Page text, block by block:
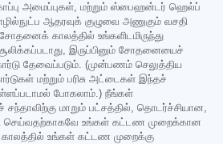
அமைப்புகள், மற்றும் ஸ்பைஹன்டர் ஹெல்ப்
ஆதரவுக் குழுவை அணுகும் வசதி
காலத்தில் உங்களிடமிருந்து
இருப்பினும் சோதனையைச்
தேவைப்படும். (முன்பணம் செலுத்திய
மற்றும் பரிசு அட்டைகள் இந்தச்
போகலாம்.) நீங்கள்
மாறும் பட்சத்தில், தொடர்ச்சியான,
செய்வதற்காகவே உங்கள் கட்டண முறைக்கான
உங்கள் கட்டண முறைக்கு